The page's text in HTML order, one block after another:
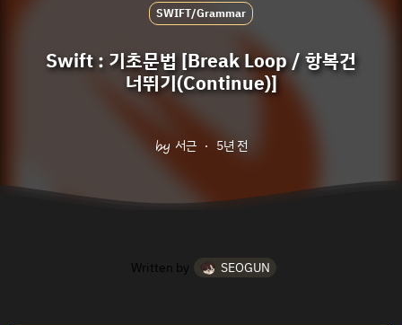
SWIFT/Grammar
Swift : 기초문법 [Break Loop / 항복건
너뛰기(Continue)]
서근 5년 전
Written by SEOGUN